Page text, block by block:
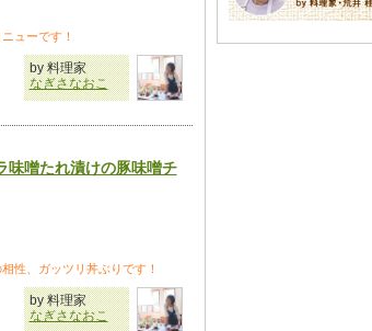
ューです！
by 料理家
なぎさなおこ
味噌たれ漬けの豚味噌チ
性、ガッツリ丼ぶりです！
by 料理家
なぎさなおこ